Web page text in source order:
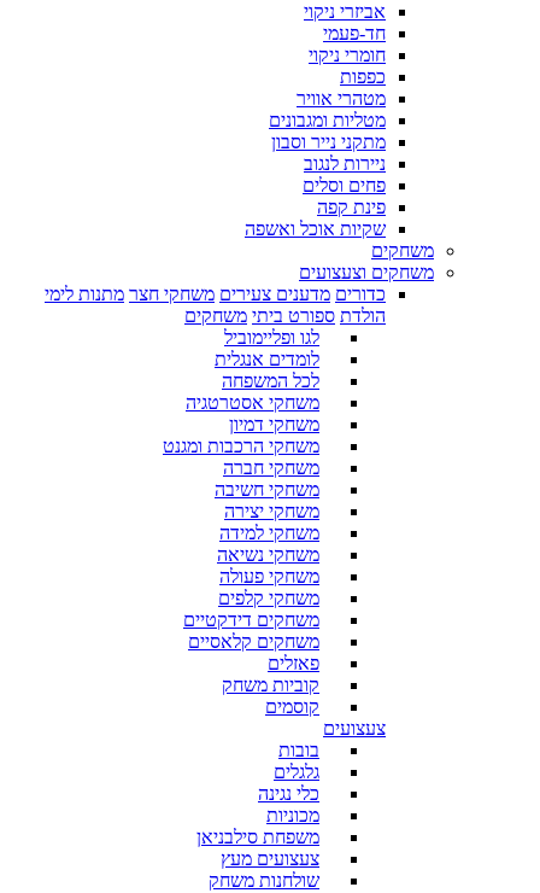
אביזרי ניקוי
חד-פעמי
חומרי ניקוי
כפפות
מטהרי אוויר
מטליות ומגבונים
מתקני נייר וסבון
ניירות לנגוב
פחים וסלים
פינת קפה
שקיות אוכל ואשפה
משחקים
משחקים וצעצועים
כדורים מדענים צעירים משחקי חצר מתנות לימי
הולדת ספורט ביתי משחקים
לגו ופליימוביל
לומדים אנגלית
לכל המשפחה
משחקי אסטרטגיה
משחקי דמיון
משחקי הרכבות ומגנט
משחקי חברה
משחקי חשיבה
משחקי יצירה
משחקי למידה
משחקי נשיאה
משחקי פעולה
משחקי קלפים
משחקים דידקטיים
משחקים קלאסיים
פאזלים
קוביות משחק
קוסמים
צעצועים
בובות
גלגלים
כלי נגינה
מכוניות
משפחת סילבניאן
צעצועים מעץ
שולחנות משחק